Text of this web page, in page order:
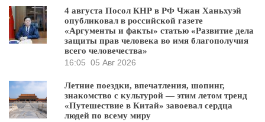
4 августа Посол КНР в РФ Чжан Ханьхуэй
опубликовал в российской газете
«Аргументы и факты» статью «Развитие дела
защиты прав человека во имя благополучия
всего человечества»
16:05 05 Авг 2026
Летние поездки, впечатления, шопинг,
знакомство с культурой — этим летом тренд
«Путешествие в Китай» завоевал сердца
людей по всему миру